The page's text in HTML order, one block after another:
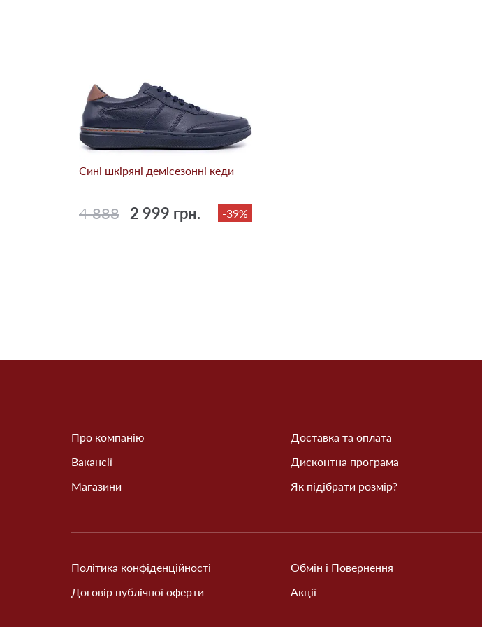
Сині шкіряні демісезонні кеди
4 888 2 999 грн. -39%
Про компанію
Вакансії
Магазини
Доставка та оплата
Дисконтна програма
Як підібрати розмір?
Політика конфіденційності
Договір публічної оферти
Обмін і Повернення
Акції